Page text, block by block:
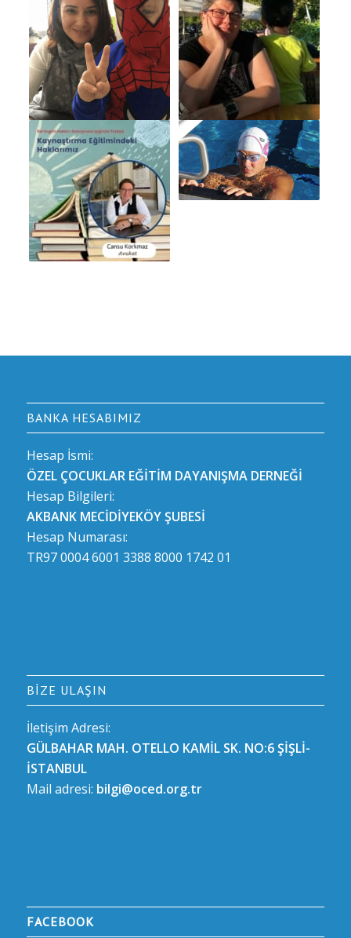
BANKA HESABIMIZ
Hesap İsmi:
ÖZEL ÇOCUKLAR EĞİTİM DAYANIŞMA DERNEĞİ
Hesap Bilgileri:
AKBANK MECİDİYEKÖY ŞUBESİ
Hesap Numarası:
TR97 0004 6001 3388 8000 1742 01
BIZE ULAŞIN
İletişim Adresi:
GÜLBAHAR MAH. OTELLO KAMİL SK. NO:6 ŞİŞLİ-
İSTANBUL
Mail adresi: bilgi@oced.org.tr
FACEBOOK